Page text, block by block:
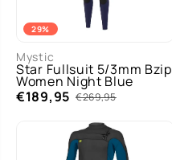
29%
Mystic
Star Fullsuit 5/3mm Bzip
Women Night Blue
€189,95 €269,95